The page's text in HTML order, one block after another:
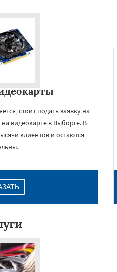
стоит подать заявку на
видеокарте в Выборге. В
клиентов и остаются